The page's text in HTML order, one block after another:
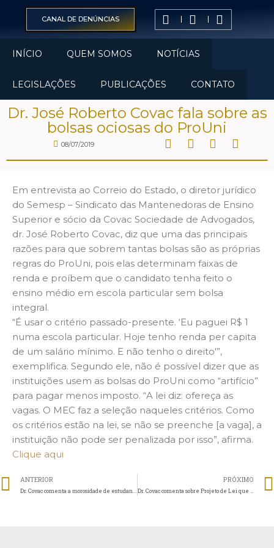
CANAL DE DENÚNCIAS
INÍCIO QUEM SOMOS NOTÍCIAS
LEGISLAÇÕES PUBLICAÇÕES CONTATO
Dr. José Roberto Covac fala sobre as
bolsas ociosas do ProUni
08/07/2019
Em entrevista ao Correio do Estado, o diretor jurídico
do Semesp – Sindicato das Mantenedoras de Ensino
Superior e sócio da Covac Sociedade de Advogados,
dr. José Roberto Covac, diz que uma das principais
razões para que sobrem tantas bolsas são as próprias
regras do ProUni, pois elas determinam faixas de
renda e proíbem que o candidato tenha feito o
ensino médio em escola particular sem bolsa
integral.
“É usar o critério passado-presente. ‘Eu paguei R$ 1
numa escola particular. Hoje tenho renda per capita
de um salário mínimo. E não tenho o direito'”,
exemplifica. Segundo ele, não é possível dizer que as
instituições usem as bolsas do ProUni como “artifício”
para pagar menos imposto. “A lei diz: ofereça as
vagas. O MEC faz a seleção naqueles critérios. Como
os critérios estão na lei, se não se preenche [a vaga], a
instituição não pode ser penalizada por isso”, afirma.
Clique aqui
ANTERIOR PRÓXIMO